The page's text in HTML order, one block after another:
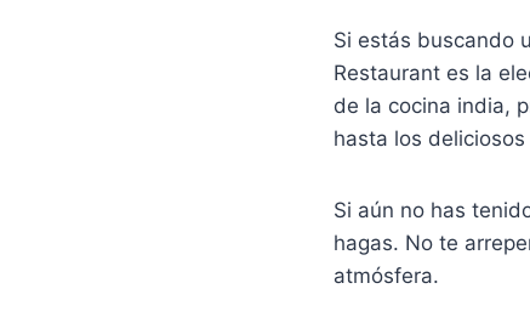
Si estás buscando
Restaurant es la
de la cocina india,
hasta los
Si aún no has
hagas. No te
atmósfera.